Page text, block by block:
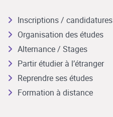
Inscriptions / candidatures
Organisation des études
Alternance / Stages
Partir étudier à l’étranger
Reprendre ses études
Formation à distance